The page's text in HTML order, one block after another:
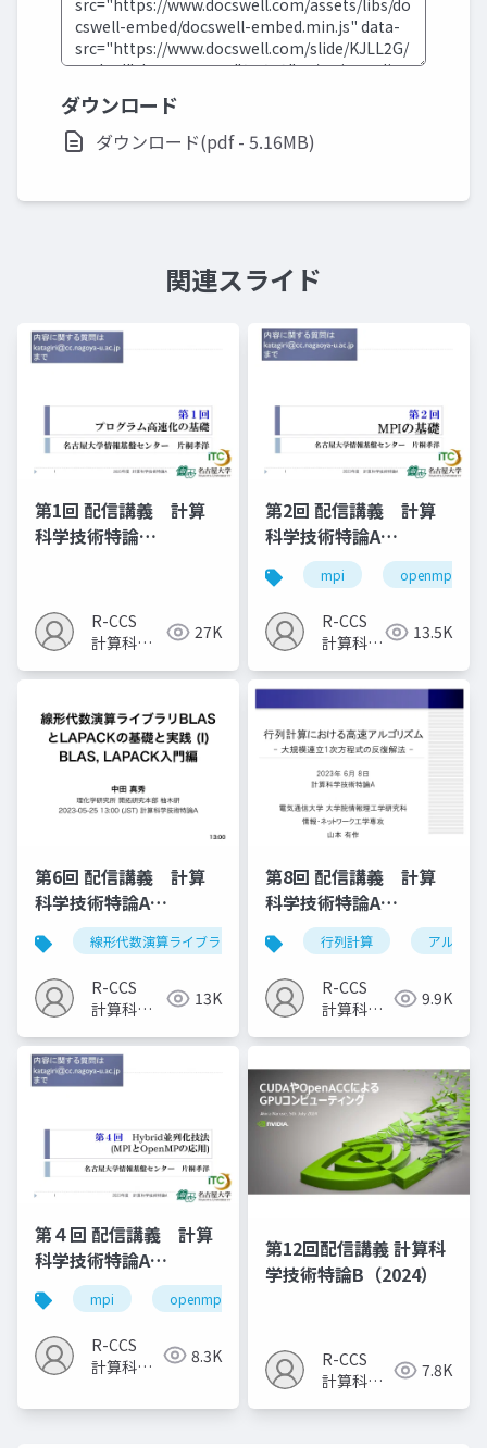
ダウンロード
ダウンロード(pdf - 5.16MB)
関連スライド
第1回 配信講義 計算
科学技術特論
R-CCS
計算科学
室
27K
第2回 配信講義 計算
科学技術特論A
（2023）
mpi openmp
R-CCS
計算科学
室
13.5K
第6回 配信講義 計算
科学技術特論A
（2023）線形代数演算ライブラリ blas lapack
R-CCS
計算科学
室
13K
第8回 配信講義 計算
科学技術特論A
（2023）行列計算 アルゴリ
R-CCS
計算科学
室
9.9K
第４回 配信講義 計算
科学技術特論A
（2023）
mpi openmp
R-CCS
計算科学
室
8.3K
第12回配信講義 計算科
学技術特論B（2024）
R-CCS
計算科学
7.8K